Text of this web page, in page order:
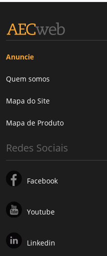
Anuncie
Quem somos
Mapa do Site
Mapa de Produto
Redes Sociais
Facebook
Youtube
Linkedin